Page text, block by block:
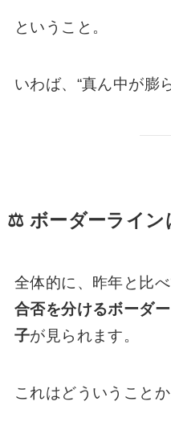
ということ。
いわば、“真ん中が膨
⚖️ ボーダーライン
全体的に、昨年と比
合否を分けるボーダ
子が見られます。
これはどういうことか